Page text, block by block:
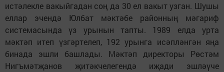
истәлекле вакыйгадан соң да 30 ел вакыт узган. Шушы
еллар эчендә Юлбат мәктәбе районның мәгариф
системасында үз урынын тапты. 1989 елда урта
мәктәп итеп үзгәртелеп, 192 урынга исәпләнгән яңа
бинада эшли башлады. Мәктәп директоры Рөстәм
Нигъмәтҗанов җитәкчелегендә иҗади эшләүче